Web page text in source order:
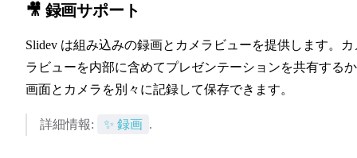
🎥 録画サポート
Slidev は組み込みの録画とカメラビューを提供します。カ
ラビューを内部に含めてプレゼンテーションを共有する
画面とカメラを別々に記録して保存できます。
詳細情報: ✨ 録画
✨ 録画 .